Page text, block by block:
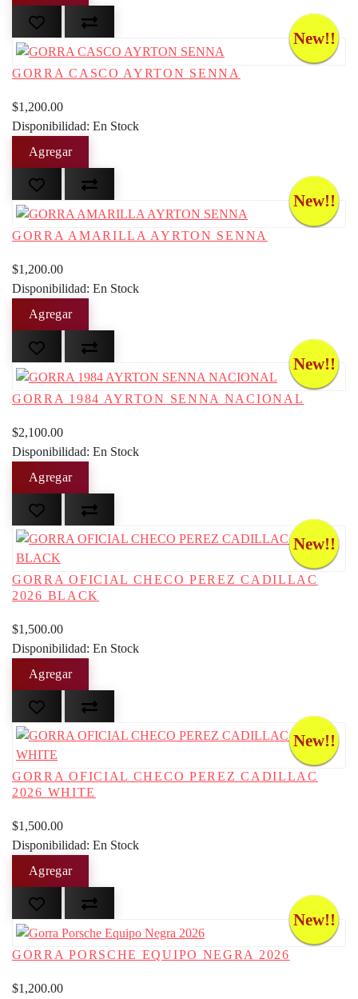
New!!
GORRA CASCO AYRTON SENNA
$1,200.00
Disponibilidad: En Stock
New!!
GORRA AMARILLA AYRTON SENNA
$1,200.00
Disponibilidad: En Stock
New!!
GORRA 1984 AYRTON SENNA NACIONAL
$2,100.00
Disponibilidad: En Stock
New!!
GORRA OFICIAL CHECO PEREZ CADILLAC
2026 BLACK
$1,500.00
Disponibilidad: En Stock
New!!
GORRA OFICIAL CHECO PEREZ CADILLAC
2026 WHITE
$1,500.00
Disponibilidad: En Stock
New!!
GORRA PORSCHE EQUIPO NEGRA 2026
$1,200.00